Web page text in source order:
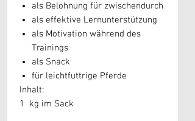
als Belohnung für zwischendurch
als effektive Lernunterstützung
als Motivation während des
Trainings
als Snack
für leichtfuttrige Pferde
Inhalt:
1 kg im Sack